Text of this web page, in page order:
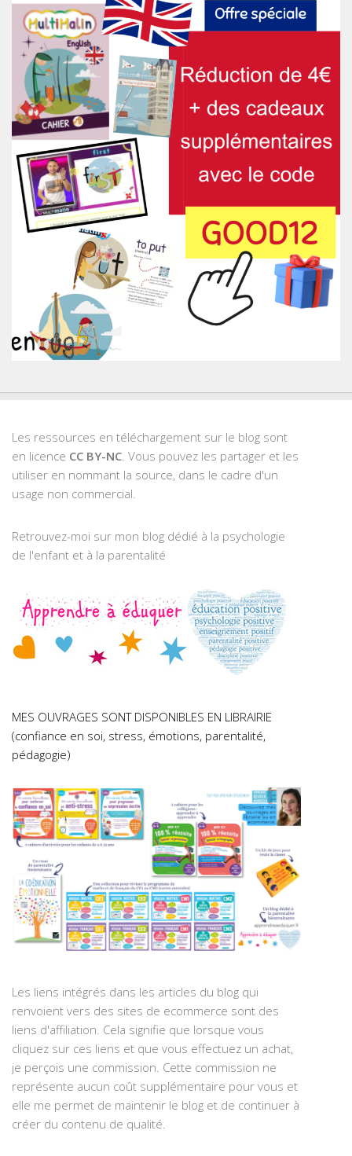
Les ressources en téléchargement sur le blog sont
en licence CC BY-NC. Vous pouvez les partager et les
utiliser en nommant la source, dans le cadre d'un
usage non commercial.
Retrouvez-moi sur mon blog dédié à la psychologie
de l'enfant et à la parentalité
MES OUVRAGES SONT DISPONIBLES EN LIBRAIRIE
(confiance en soi, stress, émotions, parentalité,
pédagogie)
Les liens intégrés dans les articles du blog qui
renvoient vers des sites de ecommerce sont des
liens d'affiliation. Cela signifie que lorsque vous
cliquez sur ces liens et que vous effectuez un achat,
je perçois une commission. Cette commission ne
représente aucun coût supplémentaire pour vous et
elle me permet de maintenir le blog et de continuer à
créer du contenu de qualité.